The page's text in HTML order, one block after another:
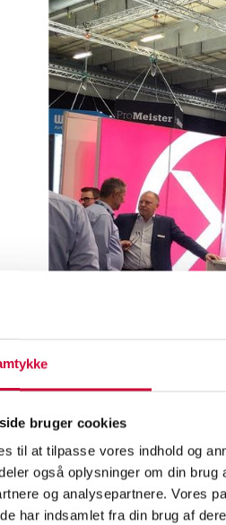
bruger cookies
til at tilpasse vores indhold og
også oplysninger om din
og analysepartnere. Vores
har indsamlet fra din brug af
at fortælle om vores brede
med fokus på netværk,
Vi ser frem til at møde både
Center i dag onsdag den 8.